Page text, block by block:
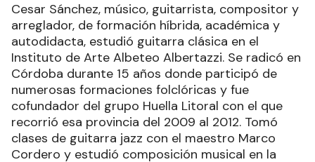
Cesar Sánchez, músico, guitarrista, compositor y
arreglador, de formación híbrida, académica y
autodidacta, estudió guitarra clásica en el
Instituto de Arte Albeteo Albertazzi. Se radicó en
Córdoba durante 15 años donde participó de
numerosas formaciones folclóricas y fue
cofundador del grupo Huella Litoral con el que
recorrió esa provincia del 2009 al 2012. Tomó
clases de guitarra jazz con el maestro Marco
Cordero y estudió composición musical en la